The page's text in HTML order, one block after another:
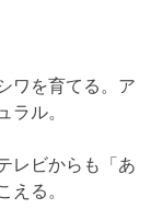
ワを育てる。ア
ル。
レビからも「あ
る。